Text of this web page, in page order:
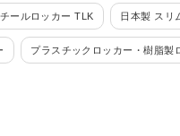
ールロッカー TLK 日本製 スリ
プラスチックロッカー・樹脂製